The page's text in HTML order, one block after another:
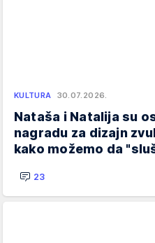
KULTURA 30.07.2026.
Nataša i Natalija su
nagradu za dizajn
kako možemo da
23